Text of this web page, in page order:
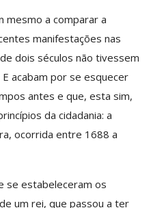
mesmo a comparar a
manifestações nas
dois séculos não tivessem
acabam por se esquecer
antes e que, esta sim,
da cidadania: a
ocorrida entre 1688 a
se estabeleceram os
um rei, que passou a ter